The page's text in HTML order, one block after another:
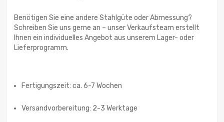
Benötigen Sie eine andere Stahlgüte oder Abmessung?
Schreiben Sie uns gerne an – unser Verkaufsteam erstellt
Ihnen ein individuelles Angebot aus unserem Lager- oder
Lieferprogramm.
Fertigungszeit: ca. 6-7 Wochen
Versandvorbereitung: 2-3 Werktage